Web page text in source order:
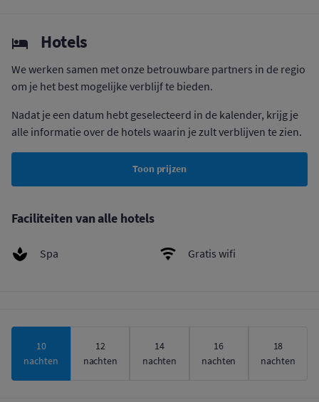
Hotels
We werken samen met onze betrouwbare partners in de regio
om je het best mogelijke verblijf te bieden.
Nadat je een datum hebt geselecteerd in de kalender, krijg je
alle informatie over de hotels waarin je zult verblijven te zien.
Toon prijzen
Faciliteiten van alle hotels
Spa Gratis wifi
10
nachten
12
nachten
14
nachten
16
nachten
18
nachten